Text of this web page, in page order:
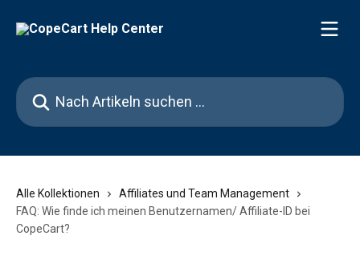
Nach Artikeln suchen …
Alle Kollektionen
Affiliates und Team Management
FAQ: Wie finde ich meinen Benutzernamen/ Affiliate-ID bei
CopeCart?